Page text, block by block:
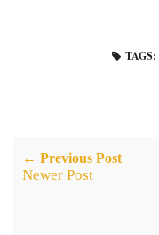
TAGS:
← Previous Post
Newer Post